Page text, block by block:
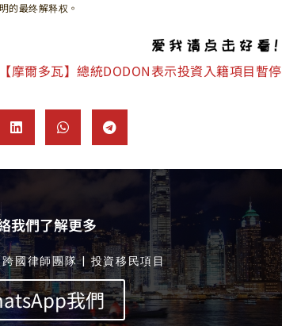
的最终解释权。
【摩爾多瓦】總統DODON表示投資入籍項目暫停
我們了解更多
國律師團隊 | 投資移民項目
我們